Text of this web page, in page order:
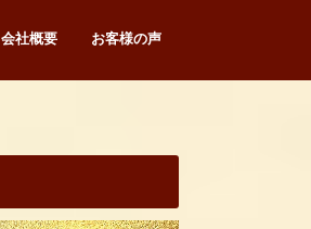
会社概要 お客様の声